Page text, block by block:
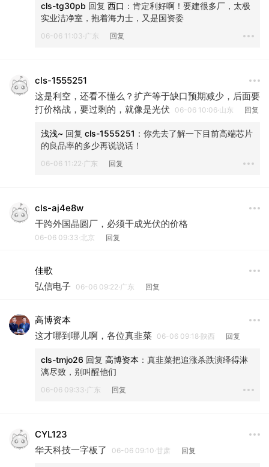
cls-tg30pb 回复 西口 ： 肯定利好啊！要建很多厂，太极
实业洁净室，抱着海力士，又是国资委
06-06 11:03·广东 回复
cls-1555251
这是利空，还看不懂么？扩产等于缺口预期减少，后面要
打价格战，要过剩的，就像是光伏
06-06 10:06·山东 回复
浅浅~ 回复 cls-1555251 ： 你先去了解一下目前高端芯片
的良品率的多少再说说话！
06-06 11:22·广东 回复
cls-aj4e8w
干跨外国晶圆厂，必须干成光伏的价格
06-06 09:33·北京 回复
佳歌
弘信电子 06-06 09:22·广东 回复
高博资本
这才哪到哪儿啊，各位真韭菜 06-06 09:18·陕西 回复
cls-tmjo26 回复 高博资本 ： 真韭菜把追涨杀跌演绎得淋
漓尽致，别叫醒他们
06-06 09:33·广东 回复
CYL123
华天科技一字板了
06-06 09:10·甘肃 回复